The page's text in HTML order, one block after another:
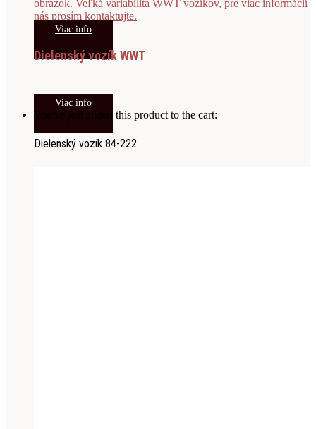
Viac info
Dielenský vozík WWT
Viac info
You've just added this product to the cart:
Dielenský vozík 84-222